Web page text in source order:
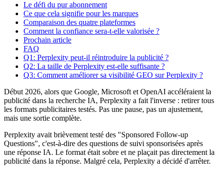
Le défi du pur abonnement
Ce que cela signifie pour les marques
Comparaison des quatre plateformes
Comment la confiance sera-t-elle valorisée ?
Prochain article
FAQ
Q1: Perplexity peut-il réintroduire la publicité ?
Q2: La taille de Perplexity est-elle suffisante ?
Q3: Comment améliorer sa visibilité GEO sur Perplexity ?
Début 2026, alors que Google, Microsoft et OpenAI accéléraient la
publicité dans la recherche IA, Perplexity a fait l'inverse : retirer tous
les formats publicitaires testés. Pas une pause, pas un ajustement,
mais une sortie complète.
Perplexity avait brièvement testé des "Sponsored Follow-up
Questions", c'est-à-dire des questions de suivi sponsorisées après
une réponse IA. Le format était sobre et ne plaçait pas directement la
publicité dans la réponse. Malgré cela, Perplexity a décidé d'arrêter.